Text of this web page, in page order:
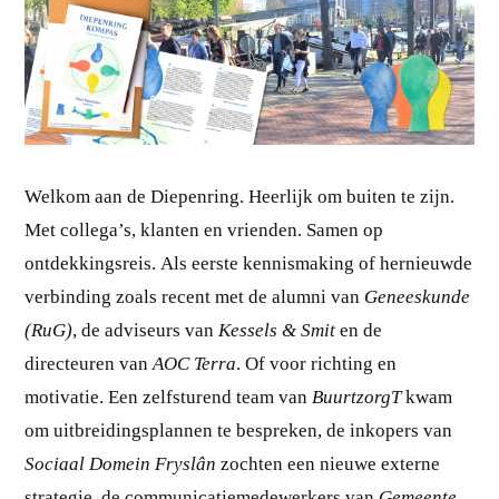
Welkom aan de Diepenring. Heerlijk om buiten te zijn.
Met collega’s, klanten en vrienden. Samen op
ontdekkingsreis. Als eerste kennismaking of hernieuwde
verbinding zoals recent met de alumni van Geneeskunde
(RuG), de adviseurs vanKessels & Smiten de
directeuren vanAOC Terra. Of voor richting en
motivatie. Een zelfsturend team vanBuurtzorgTkwam
om uitbreidingsplannen te bespreken, de inkopers van
Sociaal Domein Fryslân zochten een nieuwe externe